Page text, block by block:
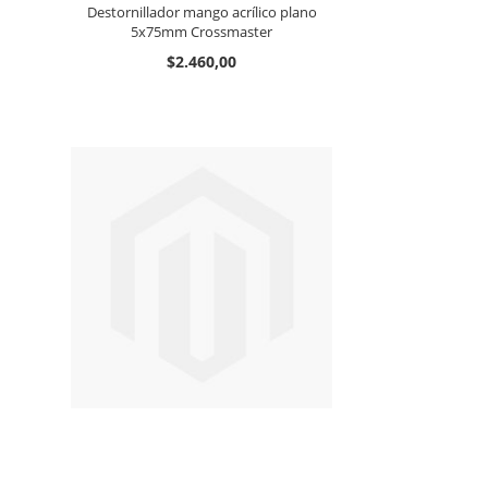
Destornillador mango acrílico plano
5x75mm Crossmaster
$2.460,00